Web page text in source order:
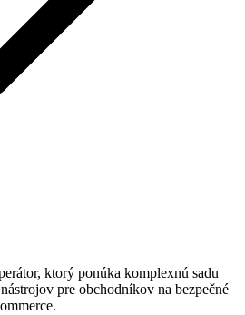
ktorý ponúka komplexnú sadu
pre obchodníkov na bezpečné